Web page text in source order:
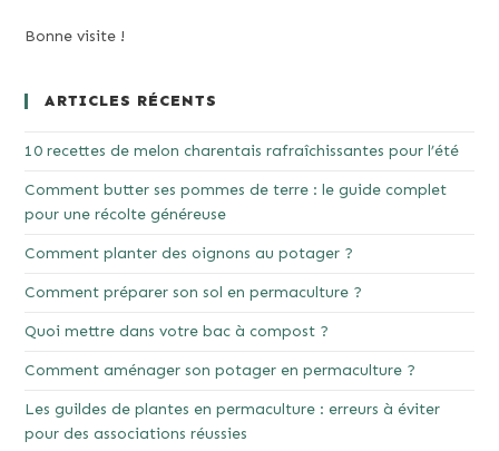
Bonne visite !
ARTICLES RÉCENTS
10 recettes de melon charentais rafraîchissantes pour l’été
Comment butter ses pommes de terre : le guide complet
pour une récolte généreuse
Comment planter des oignons au potager ?
Comment préparer son sol en permaculture ?
Quoi mettre dans votre bac à compost ?
Comment aménager son potager en permaculture ?
Les guildes de plantes en permaculture : erreurs à éviter
pour des associations réussies